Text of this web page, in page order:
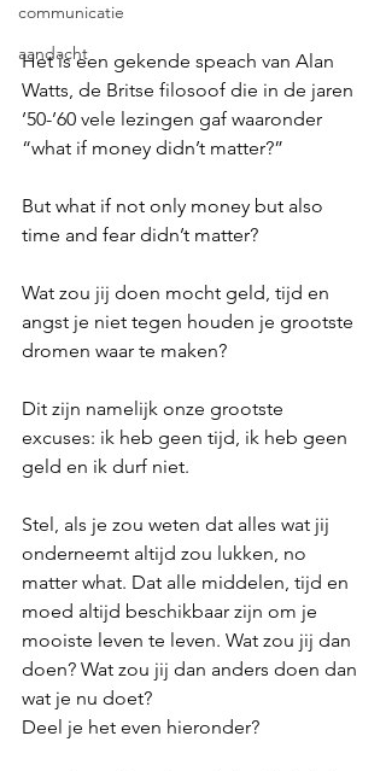
communicatie
aandacht
Het is een gekende speach van Alan
Watts, de Britse filosoof die in de jaren
’50-’60 vele lezingen gaf waaronder
“what if money didn’t matter?”
But what if not only money but also
time and fear didn’t matter?
Wat zou jij doen mocht geld, tijd en
angst je niet tegen houden je grootste
dromen waar te maken?
Dit zijn namelijk onze grootste
excuses: ik heb geen tijd, ik heb geen
geld en ik durf niet.
Stel, als je zou weten dat alles wat jij
onderneemt altijd zou lukken, no
matter what. Dat alle middelen, tijd en
moed altijd beschikbaar zijn om je
mooiste leven te leven. Wat zou jij dan
doen? Wat zou jij dan anders doen dan
wat je nu doet?
Deel je het even hieronder?